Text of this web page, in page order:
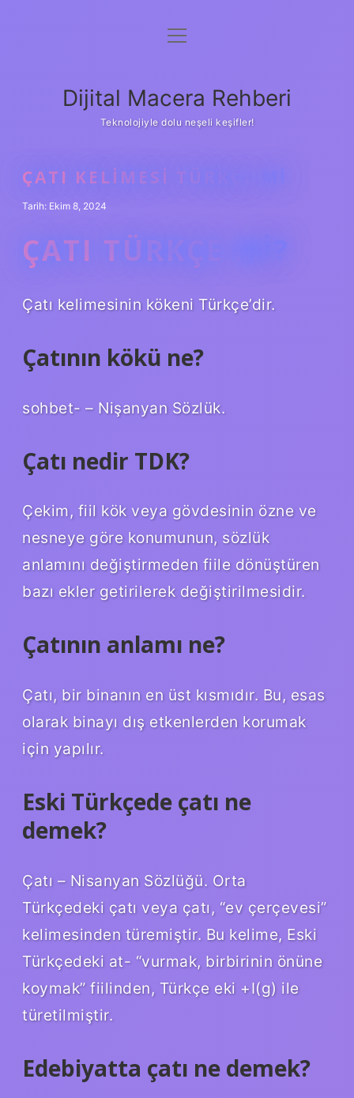
Anasayfa
Yasal Uyarı
menüyü
Dijital Macera Rehberi
Teknolojiyle dolu neşeli keşifler!
ÇATI KELIMESI TÜRKÇE MI
Tarih: Ekim 8, 2024
ÇATI TÜRKÇE MI?
Çatı kelimesinin kökeni Türkçe’dir.
Çatının kökü ne?
sohbet- – Nişanyan Sözlük.
Çatı nedir TDK?
Çekim, fiil kök veya gövdesinin özne ve
nesneye göre konumunun, sözlük
anlamını değiştirmeden fiile dönüştüren
bazı ekler getirilerek değiştirilmesidir.
Çatının anlamı ne?
Çatı, bir binanın en üst kısmıdır. Bu, esas
olarak binayı dış etkenlerden korumak
için yapılır.
Eski Türkçede çatı ne
demek?
Çatı – Nisanyan Sözlüğü. Orta
Türkçedeki çatı veya çatı, “ev çerçevesi”
kelimesinden türemiştir. Bu kelime, Eski
Türkçedeki at- “vurmak, birbirinin önüne
koymak” fiilinden, Türkçe eki +I(g) ile
türetilmiştir.
Edebiyatta çatı ne demek?